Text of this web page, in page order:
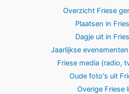
Overzicht Friese
Plaatsen in
Dagje uit in
Jaarlijkse
Friese media (radio,
Oude foto's uit
Overige Friese